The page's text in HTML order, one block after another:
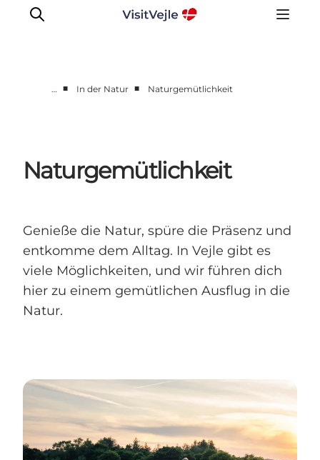
Reiseplanung
Inspiration
… ■ In der Natur ■ Naturgemütlichkeit
Naturgemütlichkeit
Genieße die Natur, spüre die Präsenz und
entkomme dem Alltag. In Vejle gibt es
viele Möglichkeiten, und wir führen dich
hier zu einem gemütlichen Ausflug in die
Natur.